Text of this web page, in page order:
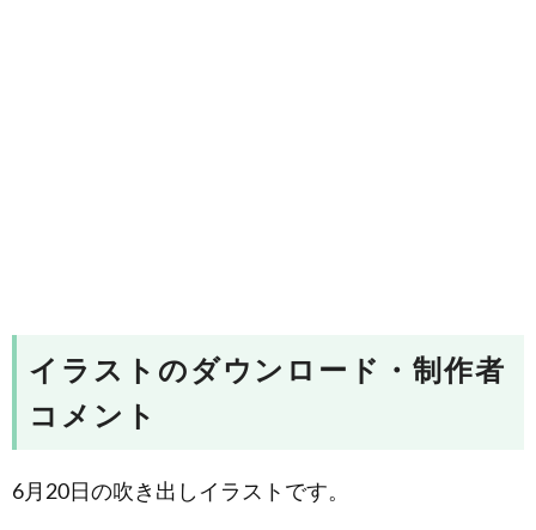
イラストのダウンロード・制作者
コメント
6月20日の吹き出しイラストです。